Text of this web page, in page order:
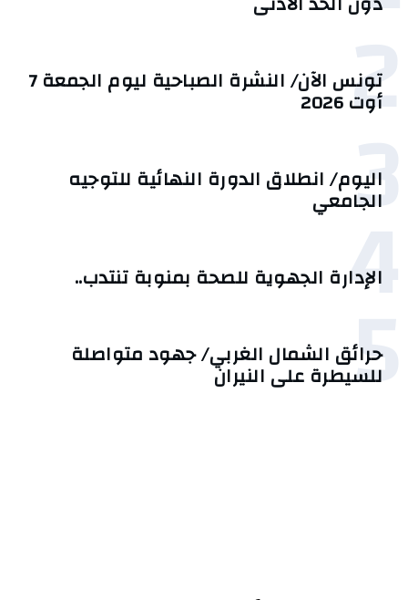
2 تونس الآن/ النشرة الصباحية ليوم الجمعة 7
أوت 2026
3
اليوم/ انطلاق الدورة النهائية للتوجيه
الجامعي
4
الإدارة الجهوية للصحة بمنوبة تنتدب..
5
حرائق الشمال الغربي/ جهود متواصلة
للسيطرة على النيران